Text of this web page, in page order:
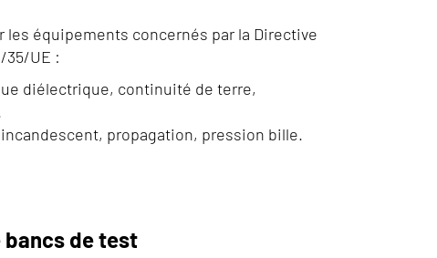
les équipements concernés par la Directive
35/UE :
diélectrique, continuité de terre,
propagation, pression bille.
bancs de test